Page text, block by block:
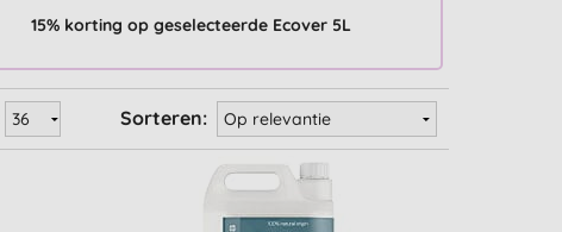
15% korting op geselecteerde Ecover 5L
Sorteren: